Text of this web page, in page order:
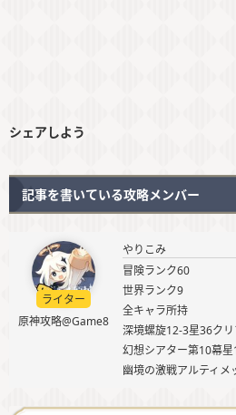
シェアしよう
記事を書いている攻略メンバー
ライター
原神攻略@Game8
やりこみ
冒険ランク60
世界ランク9
全キャラ所持
深境螺旋12-3星36クリ
幻想シアター第10幕
幽境の激戦アルティメ